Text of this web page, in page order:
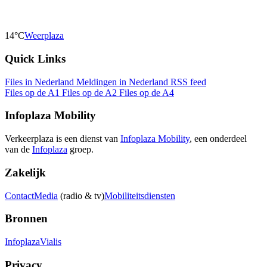
14°CWeerplaza
Quick Links
Files in Nederland Meldingen in Nederland RSS feed
Files op de A1 Files op de A2 Files op de A4
Infoplaza Mobility
Verkeerplaza is een dienst van Infoplaza Mobility, een onderdeel
van de Infoplaza groep.
Zakelijk
ContactMedia (radio & tv)Mobiliteitsdiensten
Bronnen
InfoplazaVialis